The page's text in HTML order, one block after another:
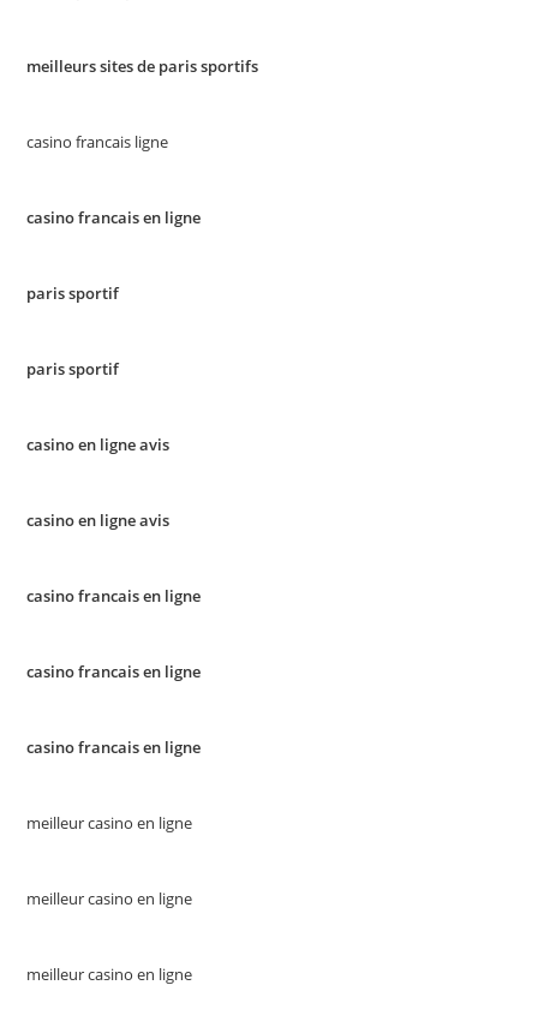
meilleurs sites de paris sportifs
casino francais ligne
casino francais en ligne
paris sportif
paris sportif
casino en ligne avis
casino en ligne avis
casino francais en ligne
casino francais en ligne
casino francais en ligne
meilleur casino en ligne
meilleur casino en ligne
meilleur casino en ligne